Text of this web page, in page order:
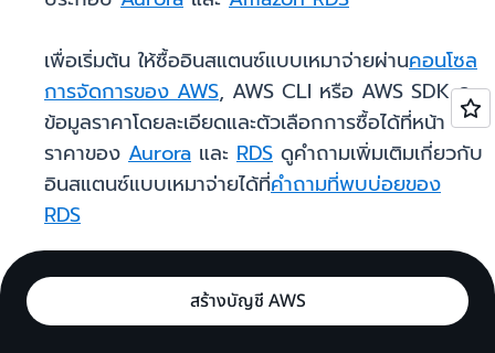
เพื่อเริ่มต้น ให้ซื้ออินสแตนซ์แบบเหมาจ่ายผ่านคอนโซล
การจัดการของ AWS, AWS CLI หรือ AWS SDK ดู
ข้อมูลราคาโดยละเอียดและตัวเลือกการซื้อได้ที่หน้า
ราคาของ Aurora และ RDS ดูคำถามเพิ่มเติมเกี่ยวกับ
อินสแตนซ์แบบเหมาจ่ายได้ที่คำถามที่พบบ่อยของ
RDS
สร้างบัญชี AWS